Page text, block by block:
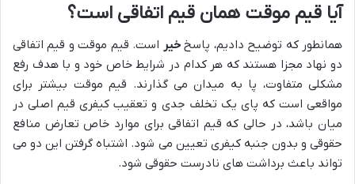
آیا قیم موقت همان قیم اتفاقی است؟
همانطور که توضیح دادیم، پاسخخیر است. قیم موقت و قیم اتفاقی
دو نهاد مجزا هستند که هر کدام در شرایط خاص خود و با هدف رفع
مشکلی متفاوت، پا به میدان می گذارند. قیم موقت بیشتر برای
مواقعی است که پای یک تخلف جدی و تعقیب کیفری قیم اصلی در
میان باشد، در حالی که قیم اتفاقی برای موارد خاص تعارض منافع
حقوقی و بدون جنبه کیفری تعیین می شود. اشتباه گرفتن این دو می
تواند باعث برداشت های نادرست حقوقی شود.